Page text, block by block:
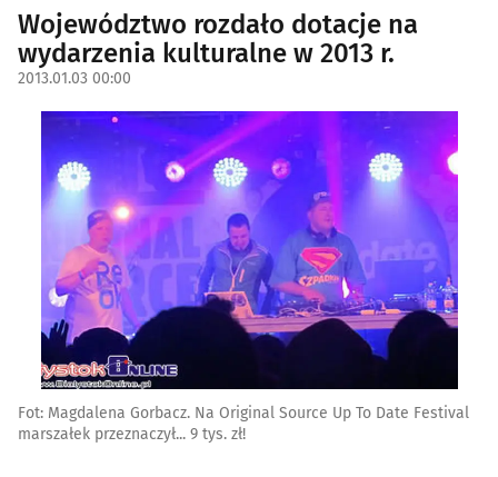
Województwo rozdało dotacje na
wydarzenia kulturalne w 2013 r.
2013.01.03 00:00
Fot: Magdalena Gorbacz. Na Original Source Up To Date Festival
marszałek przeznaczył... 9 tys. zł!